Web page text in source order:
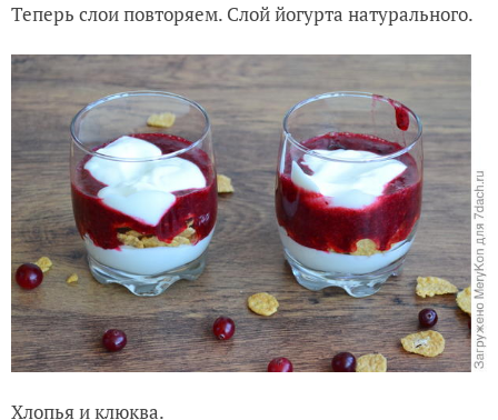
Теперь слои повторяем. Слой йогурта натурального.
Хлопья и клюква.